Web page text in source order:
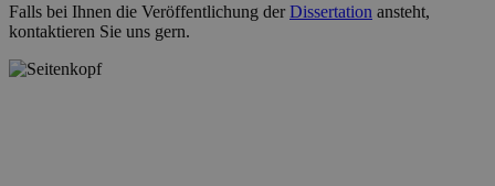
Falls bei Ihnen die Veröffentlichung derDissertation ansteht,
kontaktieren Sie uns gern.